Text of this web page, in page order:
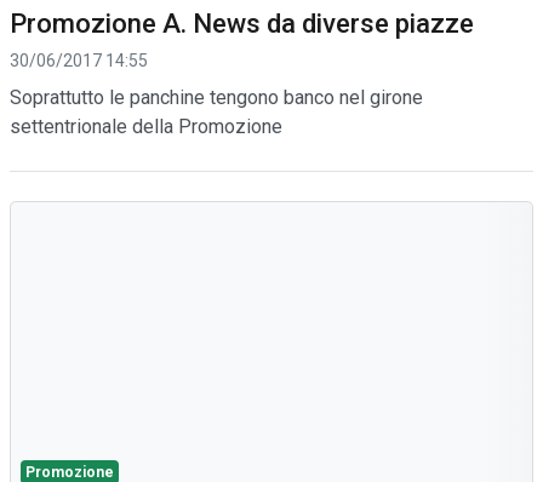
Promozione A. News da diverse piazze
30/06/2017 14:55
Soprattutto le panchine tengono banco nel girone
settentrionale della Promozione
Promozione